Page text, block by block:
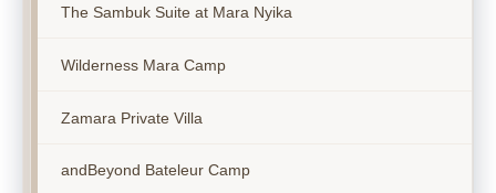
The Sambuk Suite at Mara Nyika
Wilderness Mara Camp
Zamara Private Villa
andBeyond Bateleur Camp